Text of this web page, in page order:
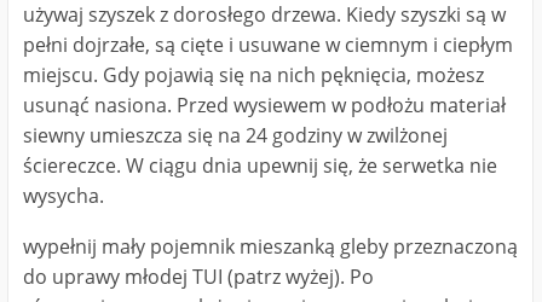
używaj szyszek z dorosłego drzewa. Kiedy szyszki są w
pełni dojrzałe, są cięte i usuwane w ciemnym i ciepłym
miejscu. Gdy pojawią się na nich pęknięcia, możesz
usunąć nasiona. Przed wysiewem w podłożu materiał
siewny umieszcza się na 24 godziny w zwilżonej
ściereczce. W ciągu dnia upewnij się, że serwetka nie
wysycha.
wypełnij mały pojemnik mieszanką gleby przeznaczoną
do uprawy młodej TUI (patrz wyżej). Po